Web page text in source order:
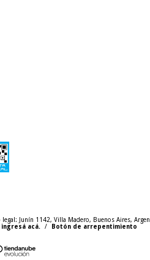
ingresá acá. / Botón de arrepentimiento